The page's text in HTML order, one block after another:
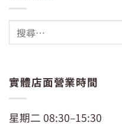
實體店面營業時間
星期二 08:30–15:30